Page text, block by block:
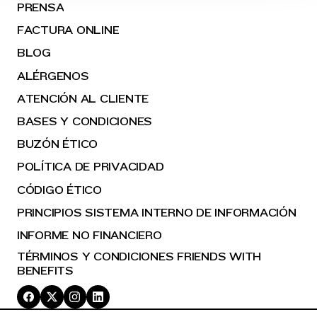
PRENSA
FACTURA ONLINE
BLOG
ALÉRGENOS
ATENCIÓN AL CLIENTE
BASES Y CONDICIONES
BUZÓN ÉTICO
POLÍTICA DE PRIVACIDAD
CÓDIGO ÉTICO
PRINCIPIOS SISTEMA INTERNO DE INFORMACIÓN
INFORME NO FINANCIERO
TÉRMINOS Y CONDICIONES FRIENDS WITH
BENEFITS